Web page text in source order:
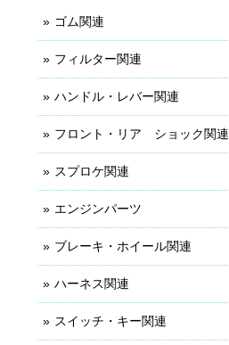
ゴム関連
フィルター関連
ハンドル・レバー関連
フロント・リア ショック関連
スプロケ関連
エンジンパーツ
ブレーキ・ホイール関連
ハーネス関連
スイッチ・キー関連